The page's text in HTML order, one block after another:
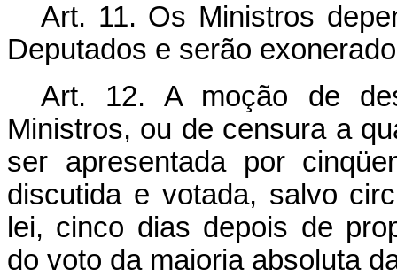
Art. 11. Os Ministros
Deputados e serão
Art. 12. A moção de
Ministros, ou de censura a
ser apresentada por
discutida e votada, salvo
lei, cinco dias depois de
do voto da maioria absoluta